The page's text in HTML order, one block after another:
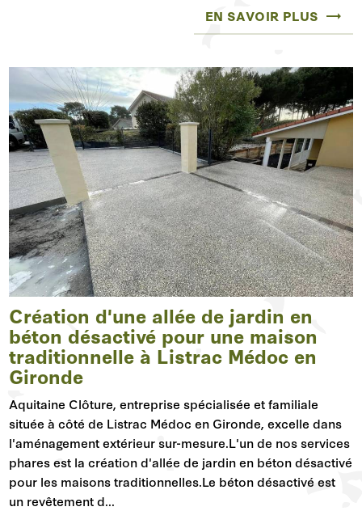
EN SAVOIR PLUS
Création d'une allée de jardin en
béton désactivé pour une maison
traditionnelle à Listrac Médoc en
Gironde
Aquitaine Clôture, entreprise spécialisée et familiale
située à côté de Listrac Médoc en Gironde, excelle dans
l'aménagement extérieur sur-mesure.L'un de nos services
phares est la création d'allée de jardin en béton désactivé
pour les maisons traditionnelles.Le béton désactivé est
un revêtement d...